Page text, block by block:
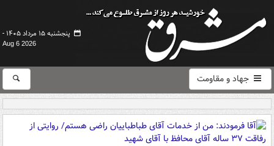
پنجشنبه ۱۵ مرداد ۱۴۰۵ -
Aug 6 2026
جهاد و مقاومت